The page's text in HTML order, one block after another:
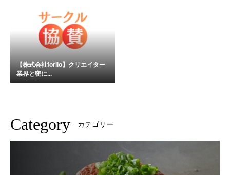
【株式会社foriio】クリエイター
業界と密に...
Category カテゴリー